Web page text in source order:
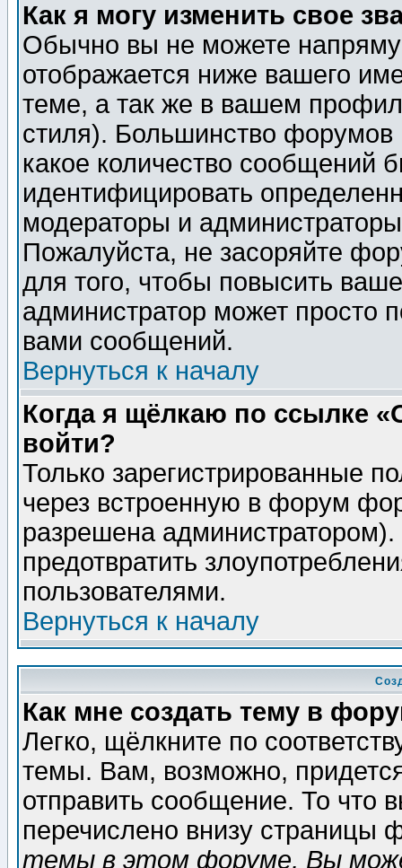
Как я могу изменить свое
Обычно вы не можете
отображается ниже вашего
теме, а так же в вашем
стиля). Большинство форумов
какое количество сообщений
идентифицировать
модераторы и
Пожалуйста, не засоряйте
для того, чтобы повысить
администратор может просто
вами сообщений.
Вернуться к началу
Когда я щёлкаю по ссылке
войти?
Только зарегистрированные
через встроенную в форум
разрешена
предотвратить
пользователями.
Вернуться к началу
Как мне создать тему в
Легко, щёлкните по
темы. Вам, возможно,
отправить сообщение. То что
перечислено внизу страницы
темы в этом форуме, Вы